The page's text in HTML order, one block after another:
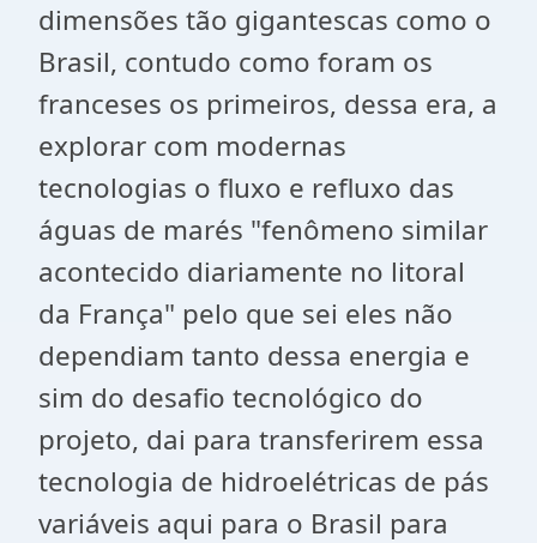
dimensões tão gigantescas como o
Brasil, contudo como foram os
franceses os primeiros, dessa era, a
explorar com modernas
tecnologias o fluxo e refluxo das
águas de marés "fenômeno similar
acontecido diariamente no litoral
da França" pelo que sei eles não
dependiam tanto dessa energia e
sim do desafio tecnológico do
projeto, dai para transferirem essa
tecnologia de hidroelétricas de pás
variáveis aqui para o Brasil para